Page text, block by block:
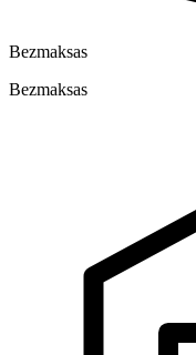
Bezmaksas
Bezmaksas